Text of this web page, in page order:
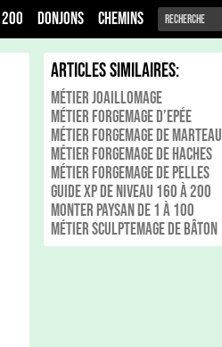
Donjons Chemins
Articles Similaires:
Métier Joaillomage
Métier Forgemage d’Epée
Métier Forgemage De Marteau
Métier Forgemage de Haches
Métier Forgemage de Pelles
Guide xp de niveau 160 à 200
Monter Paysan de 1 à 100
Métier Sculptemage de Bâton